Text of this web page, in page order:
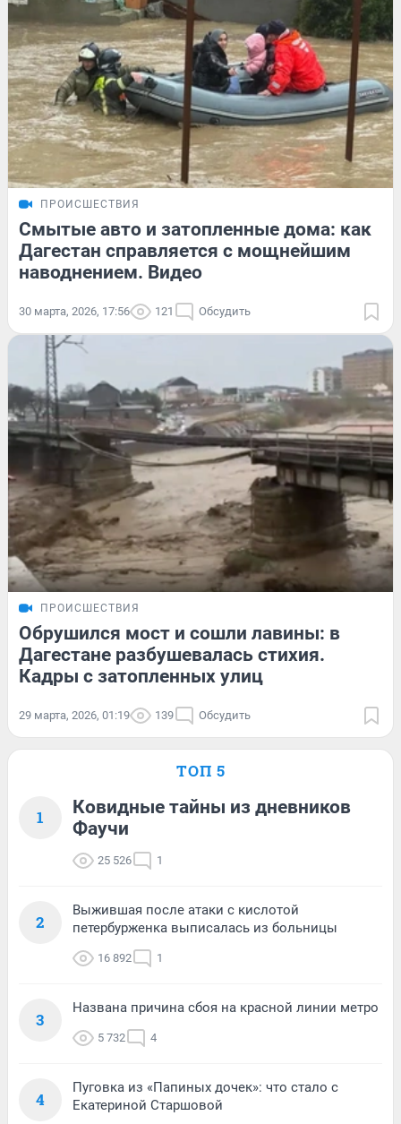
ПРОИСШЕСТВИЯ
Смытые авто и затопленные дома: как
Дагестан справляется с мощнейшим
наводнением. Видео
30 марта, 2026, 17:56 121 Обсудить
ПРОИСШЕСТВИЯ
Обрушился мост и сошли лавины: в
Дагестане разбушевалась стихия.
Кадры с затопленных улиц
29 марта, 2026, 01:19 139 Обсудить
ТОП 5
1
Ковидные тайны из дневников
Фаучи
25 526 1
2
Выжившая после атаки с кислотой
петербурженка выписалась из больницы
16 892 1
3
Названа причина сбоя на красной линии метро
5 732 4
4
Пуговка из «Папиных дочек»: что стало с
Екатериной Старшовой